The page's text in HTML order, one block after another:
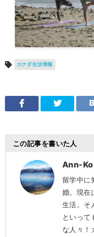
カナダ生活情報
この記事を書いた人
Ann-Ko
留学中に
婚。現在
生活。そ
といって
な人々！